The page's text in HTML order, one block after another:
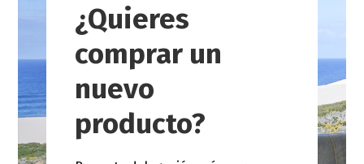
¿Quieres
comprar un
nuevo
producto?